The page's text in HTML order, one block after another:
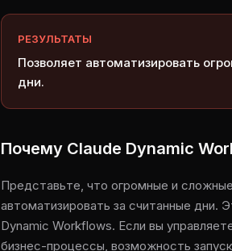
РЕЗУЛЬТАТЫ
Позволяет автоматизировать
дни.
Почему Claude Dynamic
Представьте, что огромные и
автоматизировать за считанные дни.
Dynamic Workflows. Если вы
бизнес-процессы, возможность